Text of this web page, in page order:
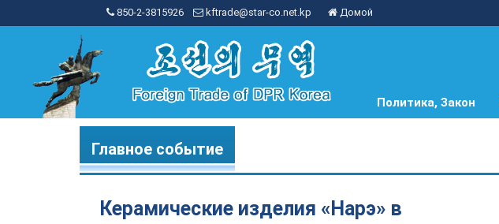
850-2-3815926 kftrade@star-co.net.kp Домой
Политика, Закон
Главное событие
Керамические изделия «Нарэ» в